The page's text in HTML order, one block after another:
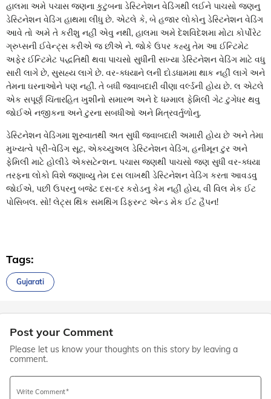
હાલમા અમે પચાસ જણના કુટુબના ડેસ્ટિનેશન વેડિંગથી લઈને પાચસો જણનુ
ડેસ્ટિનેશન વેડિંગ હાથમા લીધુ છે. એટલે કે, બે હજાર લોકોનુ ડેસ્ટિનેશન વેડિંગ
આવે તો અમે તે કરીશુ નહીં એવુ નથી, હાલમા અમે દેશવિદેશમા મોટા કોર્પોરેટ
ગ્રુપ્સની ઈવેન્ટ્સ કરીએ જ છીએ ને. જોકે ઉપર કહ્યુ તેમ આ ઈન્ટિમેટ
અફેર ઈન્ટિમેટ પદ્ધતિથી થવા પાચસો સુધીની સખ્યા ડેસ્ટિનેશન વેડિંગ માટે વધુ
સારી લાગે છે, સુસહ્ય લાગે છે. વર-ક્ધયાને લની દોડધામમા થાક નહીં લાગે અને
તેમના ઘરનાઓને પણ નહીં. તે બધી જવાબદારી વીણા વર્લ્ડની હોય છે. લ એટલે
એક સપૂર્ણ ચિંતારહિત ખુશીનો સમારભ અને દે ધમ્માલ ફેમિલી ગેટ ટુગેધર થવુ
જોઈએ નજીકના અને ટુરના સબધીઓ અને મિત્રવર્તુળોનુ.
ડેસ્ટિનેશન વેડિંગમા શુરુવાતથી અત સુધી જવાબદારી અમારી હોય છે અને તેમા
મુખ્યત્વે પ્રી-વેડિંગ સૂટ, એક્ચ્યુઅલ ડેસ્ટિનેશન વેડિંગ, હનીમૂન ટુર અને
ફેમિલી માટે હોલીડે એક્સટેન્શન. પચાસ જણથી પાચસો જણ સુધી વર-ક્ધયા
તરફના લોકો વિશે જણાવ્યુ તેમ દસ લાખથી ડેસ્ટિનેશન વેડિંગ કરતા આવડવુ
જોઈએ, પછી ઉપરનુ બજેટ દસ-દર કરોડનુ કેમ નહીં હોય, વી વિલ મેક ઈટ
પોસિબલ. સો! લેટ્સ થિંક સમથિંગ ડિફરન્ટ એન્ડ મેક ઈટ હૈપન!
Tags:
Gujarati
Post your Comment
Please let us know your thoughts on this story by leaving a
comment.
Write Comment